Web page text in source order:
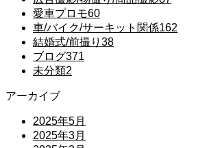
愛車プロモ60
車/バイク/サーキット関係162
結婚式/前撮り 38
ブログ371
未分類2
アーカイブ
2025年5月
2025年3月